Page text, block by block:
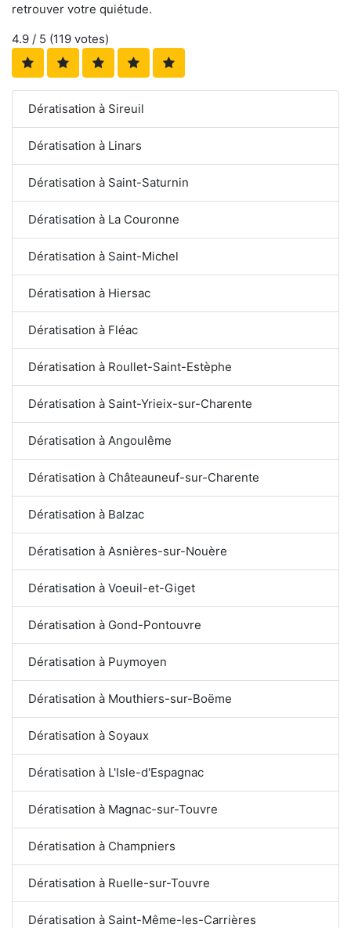
retrouver votre quiétude.
4.9 / 5 (119 votes)
Dératisation à Sireuil
Dératisation à Linars
Dératisation à Saint-Saturnin
Dératisation à La Couronne
Dératisation à Saint-Michel
Dératisation à Hiersac
Dératisation à Fléac
Dératisation à Roullet-Saint-Estèphe
Dératisation à Saint-Yrieix-sur-Charente
Dératisation à Angoulême
Dératisation à Châteauneuf-sur-Charente
Dératisation à Balzac
Dératisation à Asnières-sur-Nouère
Dératisation à Voeuil-et-Giget
Dératisation à Gond-Pontouvre
Dératisation à Puymoyen
Dératisation à Mouthiers-sur-Boëme
Dératisation à Soyaux
Dératisation à L'Isle-d'Espagnac
Dératisation à Magnac-sur-Touvre
Dératisation à Champniers
Dératisation à Ruelle-sur-Touvre
Dératisation à Saint-Même-les-Carrières